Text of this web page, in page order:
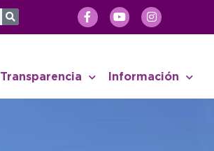
Transparencia Información